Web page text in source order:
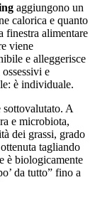
aggiungono un
calorica e quanto
finestra alimentare
viene
e alleggerisce
e
è individuale.
sottovalutato. A
e microbiota,
dei grassi, grado
tagliando
è biologicamente
da tutto” fino a